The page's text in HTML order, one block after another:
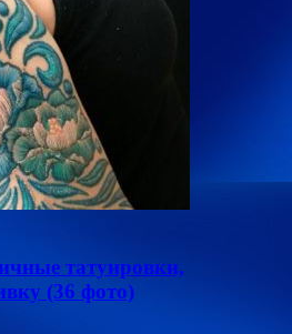
татуировки,
(36 фото)